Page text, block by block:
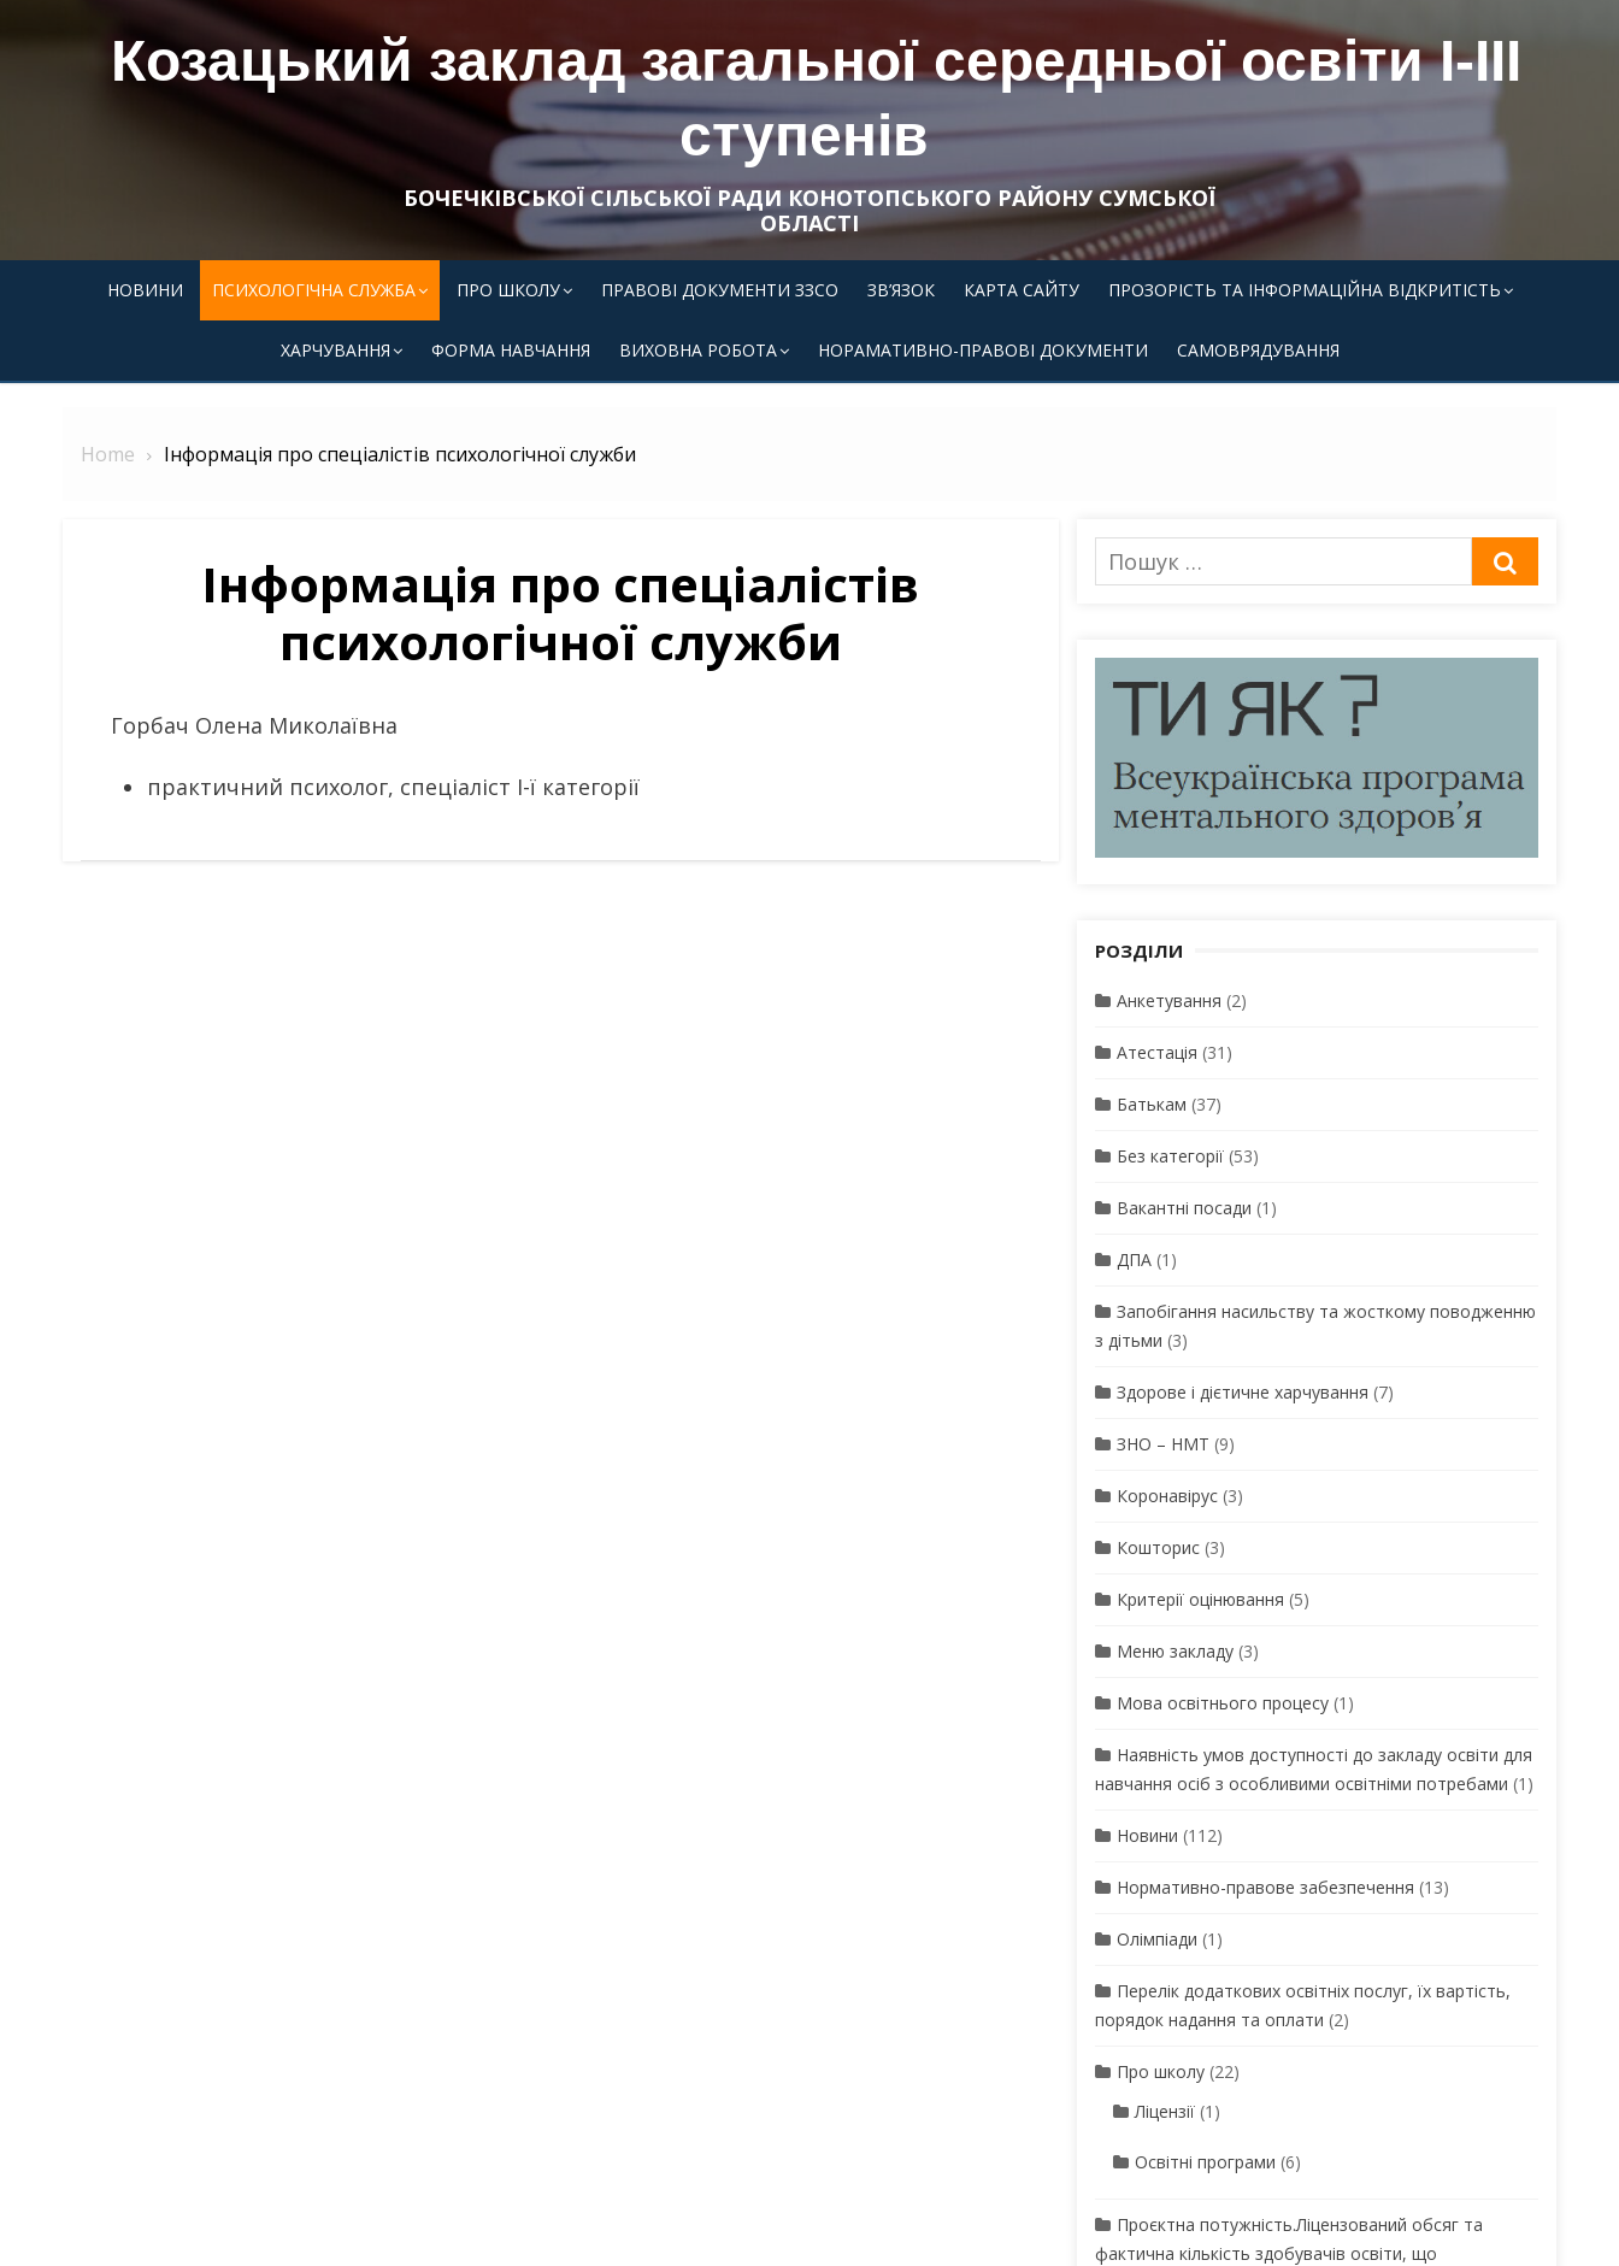
Козацький заклад загальної середньої освіти І-ІІІ
ступенів
БОЧЕЧКІВСЬКОЇ СІЛЬСЬКОЇ РАДИ КОНОТОПСЬКОГО РАЙОНУ СУМСЬКОЇ
ОБЛАСТІ
НОВИНИ ПСИХОЛОГІЧНА СЛУЖБА ПРО ШКОЛУ ПРАВОВІ ДОКУМЕНТИ ЗЗСО ЗВ’ЯЗОК КАРТА САЙТУ ПРОЗОРІСТЬ ТА ІНФОРМАЦІЙНА ВІДКРИТІСТЬ
ХАРЧУВАННЯ ФОРМА НАВЧАННЯ ВИХОВНА РОБОТА НОРАМАТИВНО-ПРАВОВІ ДОКУМЕНТИ САМОВРЯДУВАННЯ
Home Інформація про спеціалістів психологічної служби
Інформація про спеціалістів
психологічної служби
Горбач Олена Миколаївна
практичний психолог, спеціаліст І-ї категорії
Пошук
для:
РОЗДІЛИ
Анкетування (2)
Атестація (31)
Батькам (37)
Без категорії(53)
Вакантні посади (1)
ДПА(1)
Запобігання насильству та жосткому поводженню
з дітьми (3)
Здорове і дієтичне харчування (7)
ЗНО – НМТ (9)
Коронавірус(3)
Кошторис(3)
Критерії оцінювання (5)
Меню закладу(3)
Мова освітнього процесу(1)
Наявність умов доступності до закладу освіти для
навчання осіб з особливими освітніми потребами (1)
Новини (112)
Нормативно-правове забезпечення (13)
Олімпіади (1)
Перелік додаткових освітніх послуг, їх вартість,
порядок надання та оплати (2)
Про школу(22)
Ліцензії(1)
Освітні програми (6)
Проєктна потужність.Ліцензований обсяг та
фактична кількість здобувачів освіти, що